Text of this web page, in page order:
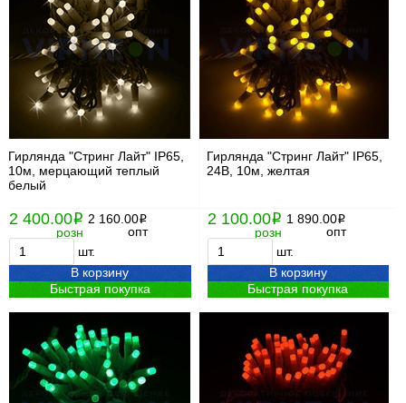
Гирлянда "Стринг Лайт" IP65,
10м, мерцающий теплый
белый
2 400.00i
розн
2 160.00i
опт
шт.
В корзину
Быстрая покупка
Гирлянда "Стринг Лайт" IP65,
24В, 10м, желтая
2 100.00i
розн
1 890.00i
опт
шт.
В корзину
Быстрая покупка